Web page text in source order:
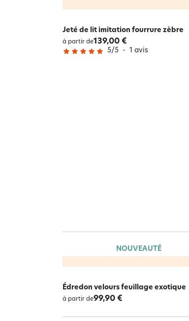
Jeté de lit imitation fourrure zèbre
à partir de139,00 €
5/5 - 1 avis
NOUVEAUTÉ
Édredon velours feuillage exotique
à partir de99,90 €